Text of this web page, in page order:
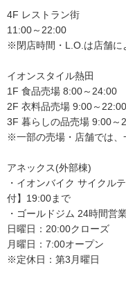
4F レストラン街
11:00～22:00
※閉店時間・L.O.は店舗に
イオンスタイル熱田
1F 食品売場 8:00～24:00
2F 衣料品売場 9:00～22:00
3F 暮らしの品売場 9:00～
※一部の売場・店舗では、
アネックス(外部棟)
・イオンバイク サイクル
付】19:00まで
・ゴールドジム 24時間営
日曜日：20:00クローズ
月曜日：7:00オープン
※定休日：第3月曜日